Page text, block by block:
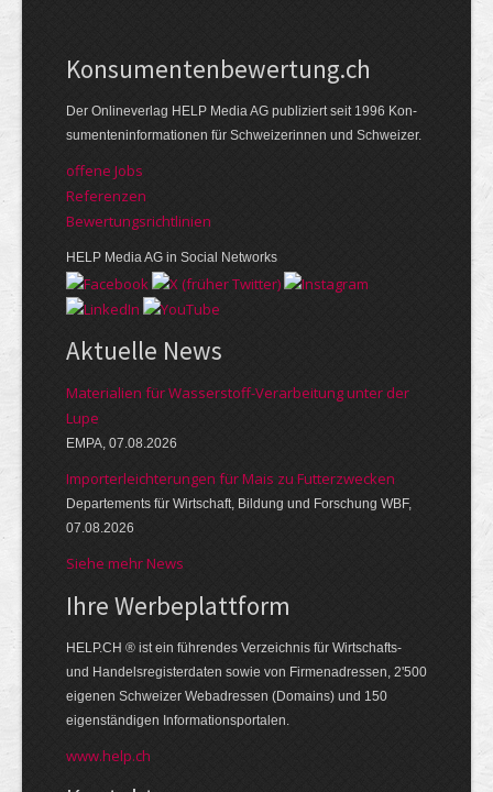
Kon­su­menten­be­wer­tung.ch
Der Online­verlag HELP Media AG publi­ziert seit 1996 Kon­
su­menten­infor­mationen für Schwei­zerinnen und Schweizer.
offene Jobs
Referenzen
Bewer­tungs­richt­linien
HELP Media AG in Social Networks
Aktuelle News
Materialien für Wasserstoff-Verarbeitung unter der
Lupe
EMPA, 07.08.2026
Importerleichterungen für Mais zu Futterzwecken
Departements für Wirtschaft, Bildung und Forschung WBF,
07.08.2026
Siehe mehr News
Ihre Werbe­platt­form
HELP.CH ® ist ein führendes Ver­zeich­nis für Wirt­schafts-
und Handels­register­daten so­wie von Firmen­adressen, 2'500
eige­nen Schweizer Web­adressen (Domains) und 150
eigen­ständigen Infor­mations­por­talen.
www.help.ch